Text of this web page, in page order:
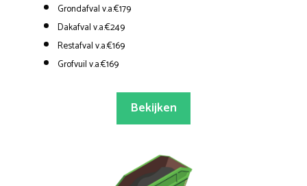
Grondafval v.a.€179
Dakafval v.a.€249
Restafval v.a.€169
Grofvuil v.a.€169
Bekijken